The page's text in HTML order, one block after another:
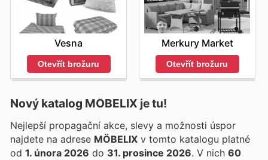
Vesna
Otevřít brožuru
Merkury Market
Otevřít brožuru
Nový katalog MÖBELIX je tu!
Nejlepší propagační akce, slevy a možnosti úspor
najdete na adrese MÖBELIX v tomto katalogu platné
od 1. února 2026 do 31. prosince 2026 . V nich 60